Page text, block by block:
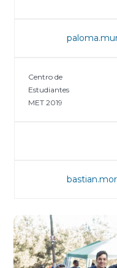
Centro de
Estudiantes
MET 2019